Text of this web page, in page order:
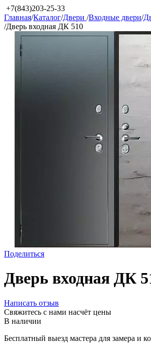
+7(843)203-25-33
Главная/Каталог/Двери /Входные двери/
/Дверь входная ДК 510
Поделиться
Дверь входная ДК
Написать отзыв
Свяжитесь с нами насчёт цены
В наличии
Бесплатный выезд мастера для замера и